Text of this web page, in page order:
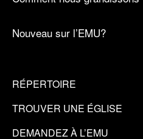
Nouveau sur l’EMU?
RÉPERTOIRE
TROUVER UNE ÉGLISE
DEMANDEZ À L’EMU